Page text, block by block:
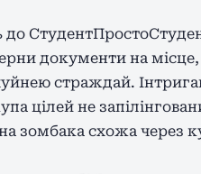
до
документи на
страждай.
цілей не
зомбака схожа через